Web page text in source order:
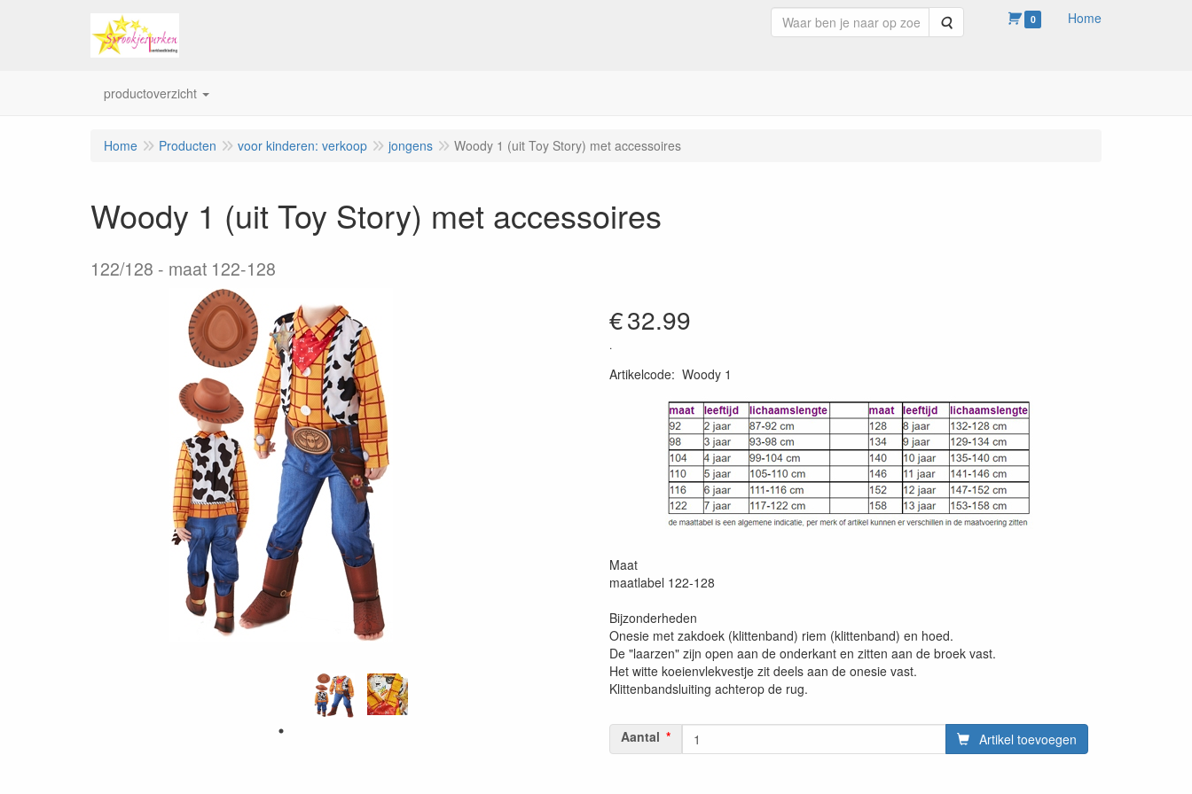
Zoeken 0 Home
productoverzicht
Home Producten voor kinderen: verkoop jongens Woody 1 (uit Toy Story) met accessoires
Woody 1 (uit Toy Story) met accessoires
122/128 maat 122-128
€32.99
.
Artikelcode: Woody 1
Maat
maatlabel 122-128
Bijzonderheden
Onesie met zakdoek (klittenband) riem (klittenband) en hoed.
De "laarzen" zijn open aan de onderkant en zitten aan de broek vast.
Het witte koeienvlekvestje zit deels aan de onesie vast.
Klittenbandsluiting achterop de rug.
Aantal Artikel toevoegen